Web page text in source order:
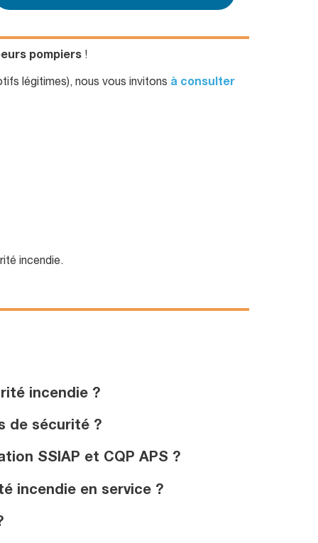
pompiers !
légitimes), nous vous invitons à consulter
incendie.
incendie ?
de sécurité ?
SSIAP et CQP APS ?
incendie en service ?